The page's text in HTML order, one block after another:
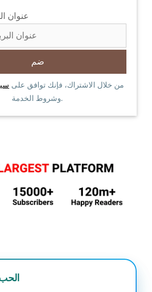
عنوان
من خلال الاشتراك، فإنك توافق على
وشروط الخدمة.